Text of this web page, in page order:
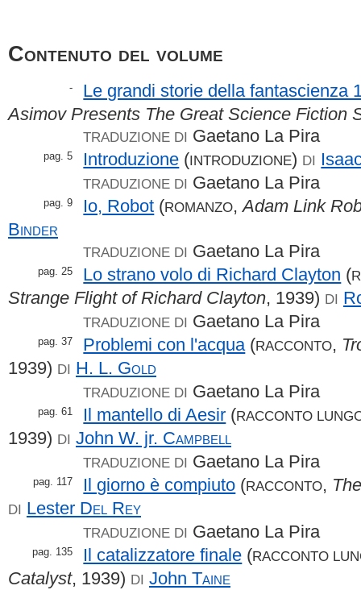
Contenuto del volume
-
Le grandi storie della fantascienza
Asimov Presents The Great Science Fiction
TRADUZIONE DI Gaetano La Pira
pag. 5 Introduzione (INTRODUZIONE) DI
TRADUZIONE DI Gaetano La Pira
pag. 9 Io, Robot (ROMANZO,Adam Link
Binder
TRADUZIONE DI Gaetano La Pira
pag. 25 Lo strano volo di Richard Clayton (
Strange Flight of Richard Clayton, 1939) DI
TRADUZIONE DI Gaetano La Pira
pag. 37 Problemi con l'acqua (RACCONTO,
1939) DI H. L. Gold
TRADUZIONE DI Gaetano La Pira
pag. 61 Il mantello di Aesir (RACCONTO
1939) DI John W. jr. Campbell
TRADUZIONE DI Gaetano La Pira
pag. 117 Il giorno è compiuto (RACCONTO,
DI Lester Del Rey
TRADUZIONE DI Gaetano La Pira
pag. 135 Il catalizzatore finale (RACCONTO
Catalyst, 1939) DI John Taine